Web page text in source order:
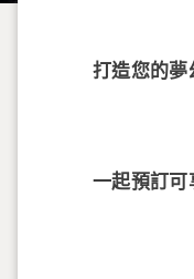
打造您的夢
一起預訂可